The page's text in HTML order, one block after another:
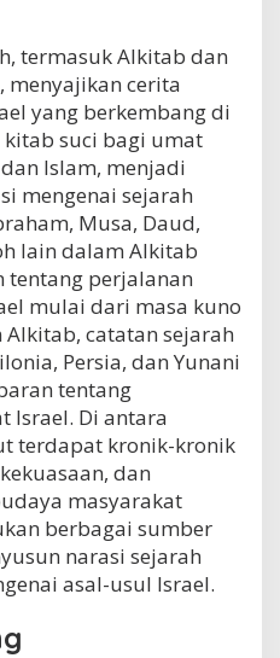
termasuk Alkitab dan
menyajikan cerita
yang berkembang di
suci bagi umat
Islam, menjadi
mengenai sejarah
Musa, Daud,
lain dalam Alkitab
tentang perjalanan
mulai dari masa kuno
catatan sejarah
Persia, dan Yunani
tentang
Israel. Di antara
terdapat kronik-kronik
dan
masyarakat
berbagai sumber
narasi sejarah
asal-usul Israel.